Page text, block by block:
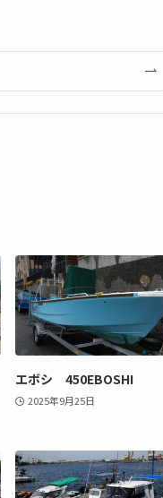
エボシ 450EBOSHI
2025年9月25日